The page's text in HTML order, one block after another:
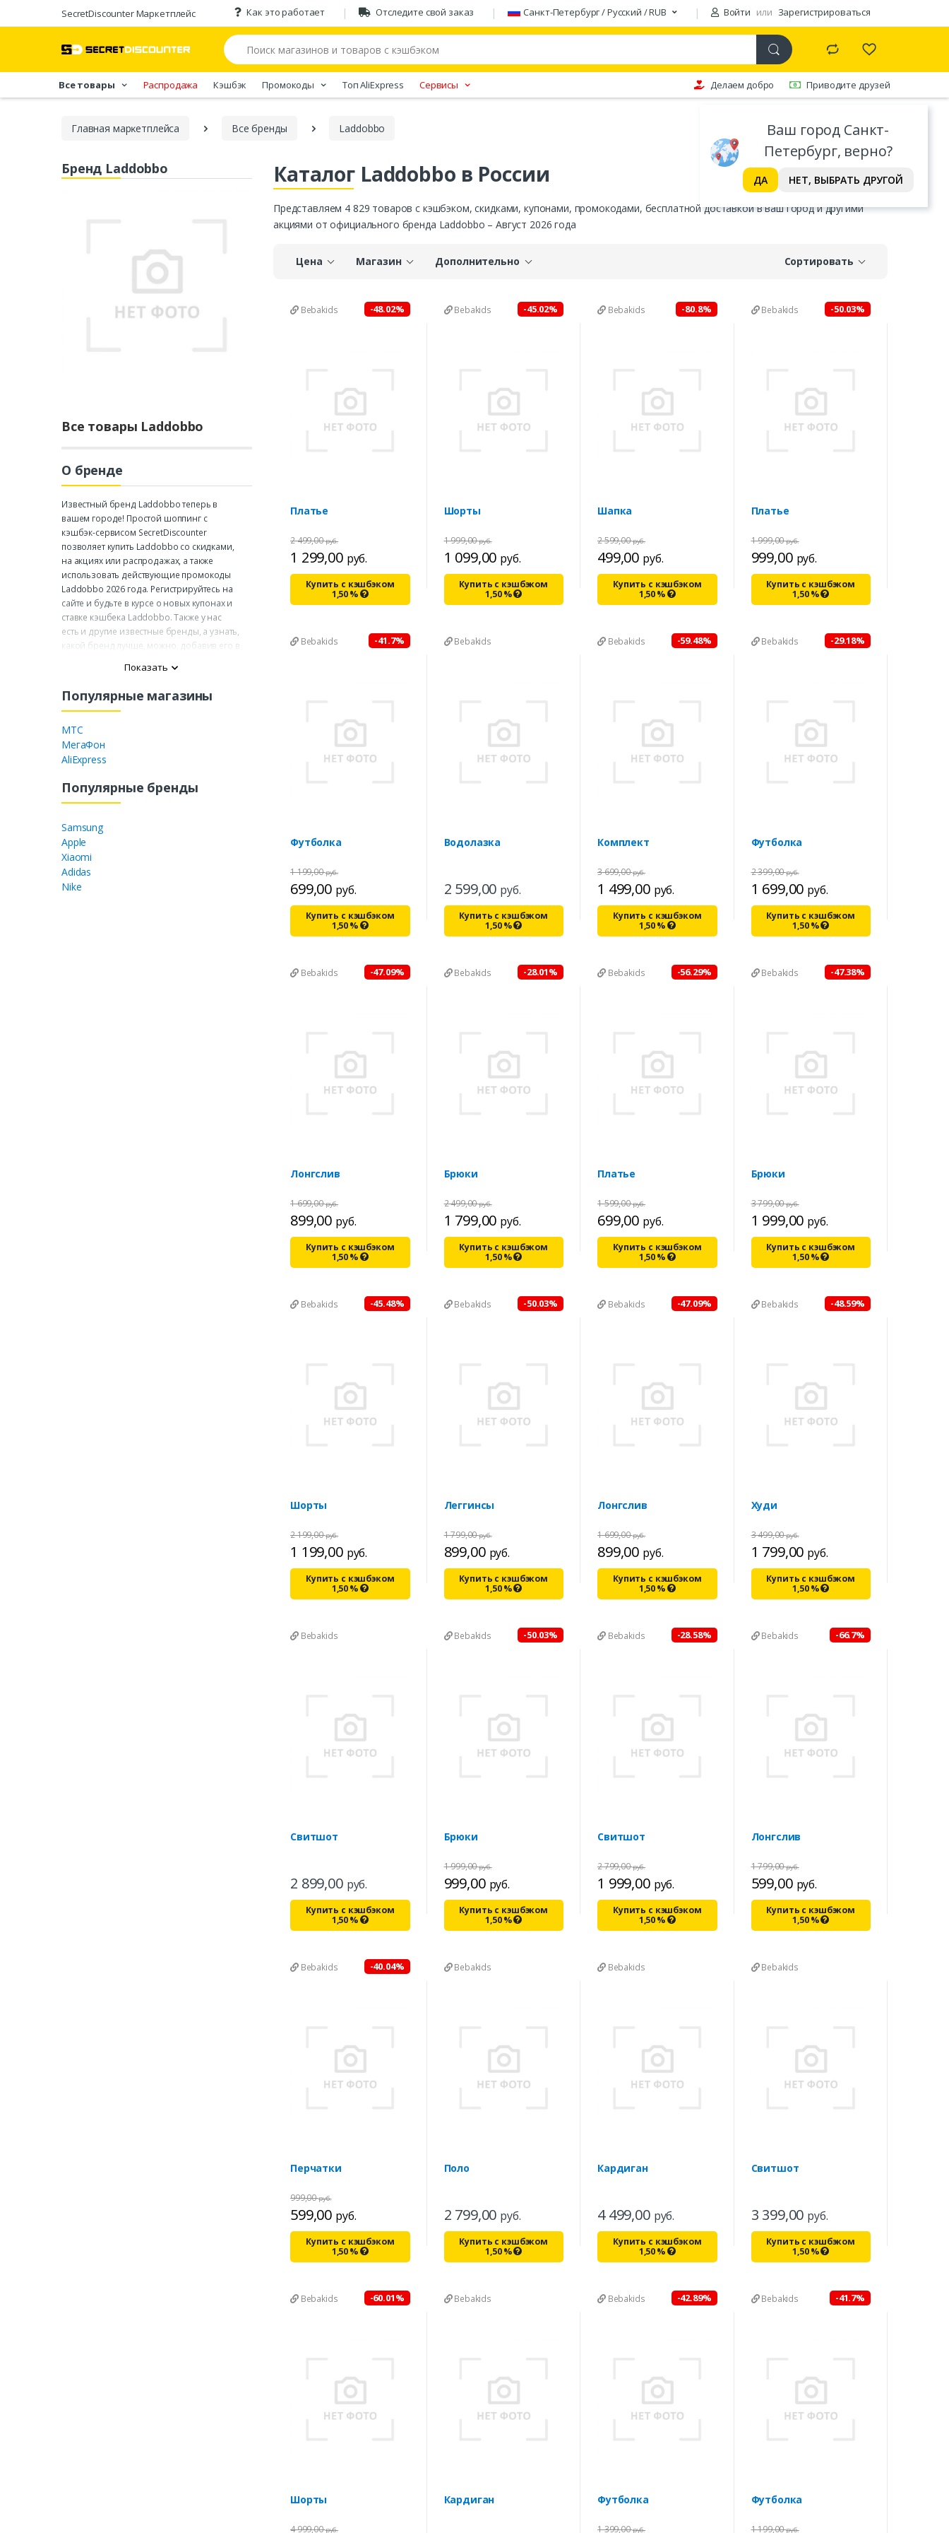
SecretDiscounter Маркетплейс Как это работает Отследите свой заказ Санкт-Петербург / Русский / RUB Войти или Зарегистрироваться
Ваш город Санкт-
Петербург, верно?
ДА НЕТ, ВЫБРАТЬ ДРУГОЙ
Все товары Распродажа Кэшбэк Промокоды Tоп AliExpress Сервисы Делаем добро Приводите друзей
Главная марĸетплейса Все бренды Laddobbo
Бренд Laddobbo
Все товары Laddobbo
О бренде
Известный бренд Laddobbo теперь в
вашем городе! Простой шоппинг с
кэшбэк-сервисом SecretDiscounter
позволяет купить Laddobbo со скидками,
на акциях или распродажах, а также
использовать действующие промокоды
Laddobbo 2026 года. Регистрируйтесь на
сайте и будьте в курсе о новых купонах и
ставке кэшбека Laddobbo. Также у нас
есть и другие известные бренды, а узнать,
какой бренд лучше, можно, добавив его в
торговыми марками 2026 года.
Показать
Популярные магазины
МТС
МегаФон
AliExpress
Популярные бренды
Samsung
Apple
Xiaomi
Adidas
Nike
Каталог Laddobbo в России
Представляем 4 829 товаров с кэшбэком, скидками, купонами, промокодами, бесплатной доставкой в ваш город и другими
акциями от официального бренда Laddobbo – Август 2026 года
Цена Магазин Дополнительно Сортировать
Bebakids -48.02%
Платье
1 299,00 руб.
2 499,00руб.
Купить с кэшбэком
1,50%
Bebakids -45.02%
Шорты
1 099,00 руб.
1 999,00руб.
Купить с кэшбэком
1,50%
Bebakids -80.8%
Шапка
499,00 руб.
2 599,00руб.
Купить с кэшбэком
1,50%
Bebakids -50.03%
Платье
999,00 руб.
1 999,00руб.
Купить с кэшбэком
1,50%
Bebakids -41.7%
Футболка
699,00 руб.
1 199,00руб.
Купить с кэшбэком
1,50%
Bebakids
Водолазка
2 599,00 руб.
Купить с кэшбэком
1,50%
Bebakids -59.48%
Комплект
1 499,00 руб.
3 699,00руб.
Купить с кэшбэком
1,50%
Bebakids -29.18%
Футболка
1 699,00 руб.
2 399,00руб.
Купить с кэшбэком
1,50%
Bebakids -47.09%
Лонгслив
899,00 руб.
1 699,00руб.
Купить с кэшбэком
1,50%
Bebakids -28.01%
Брюки
1 799,00 руб.
2 499,00руб.
Купить с кэшбэком
1,50%
Bebakids -56.29%
Платье
699,00 руб.
1 599,00руб.
Купить с кэшбэком
1,50%
Bebakids -47.38%
Брюки
1 999,00 руб.
3 799,00руб.
Купить с кэшбэком
1,50%
Bebakids -45.48%
Шорты
1 199,00 руб.
2 199,00руб.
Купить с кэшбэком
1,50%
Bebakids -50.03%
Леггинсы
899,00 руб.
1 799,00руб.
Купить с кэшбэком
1,50%
Bebakids -47.09%
Лонгслив
899,00 руб.
1 699,00руб.
Купить с кэшбэком
1,50%
Bebakids -48.59%
Худи
1 799,00 руб.
3 499,00руб.
Купить с кэшбэком
1,50%
Bebakids
Свитшот
2 899,00 руб.
Купить с кэшбэком
1,50%
Bebakids -50.03%
Брюки
999,00 руб.
1 999,00руб.
Купить с кэшбэком
1,50%
Bebakids -28.58%
Свитшот
1 999,00 руб.
2 799,00руб.
Купить с кэшбэком
1,50%
Bebakids -66.7%
Лонгслив
599,00 руб.
1 799,00руб.
Купить с кэшбэком
1,50%
Bebakids -40.04%
Перчатки
599,00 руб.
999,00руб.
Купить с кэшбэком
1,50%
Bebakids
Поло
2 799,00 руб.
Купить с кэшбэком
1,50%
Bebakids
Кардиган
4 499,00 руб.
Купить с кэшбэком
1,50%
Bebakids
Свитшот
3 399,00 руб.
Купить с кэшбэком
1,50%
Bebakids -60.01%
Шорты
4 999,00руб.
Bebakids
Кардиган
Bebakids -42.89%
Футболка
1 399,00руб.
Bebakids -41.7%
Футболка
1 199,00руб.